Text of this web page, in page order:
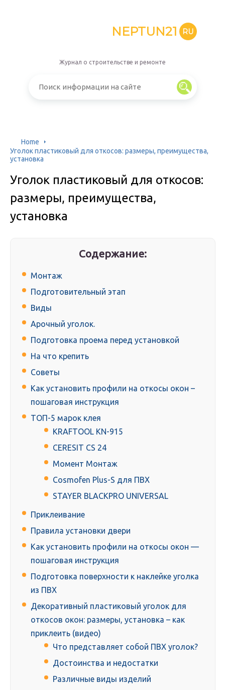
NEPTUN21 RU
Журнал о строительстве и ремонте
Home
Уголок пластиковый для откосов: размеры, преимущества,
установка
Уголок пластиковый для откосов:
размеры, преимущества,
установка
Содержание:
Монтаж
Подготовительный этап
Виды
Арочный уголок.
Подготовка проема перед установкой
На что крепить
Советы
Как установить профили на откосы окон –
пошаговая инструкция
ТОП-5 марок клея
KRAFTOOL KN-915
CERESIT CS 24
Момент Монтаж
Cosmofen Plus-S для ПВХ
STAYER BLACKPRO UNIVERSAL
Приклеивание
Правила установки двери
Как установить профили на откосы окон —
пошаговая инструкция
Подготовка поверхности к наклейке уголка
из ПВХ
Декоративный пластиковый уголок для
откосов окон: размеры, установка – как
приклеить (видео)
Что представляет собой ПВХ уголок?
Достоинства и недостатки
Различные виды изделий